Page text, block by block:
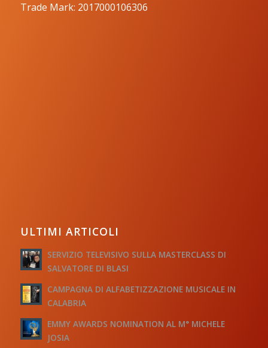
Trade Mark: 2017000106306
ULTIMI ARTICOLI
SERVIZIO TELEVISIVO SULLA MASTERCLASS DI
SALVATORE DI BLASI
CAMPAGNA DI ALFABETIZZAZIONE MUSICALE IN
CALABRIA
EMMY AWARDS NOMINATION AL M° MICHELE
JOSIA